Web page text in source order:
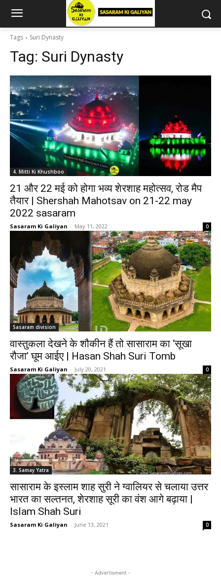
Tags Suri Dynasty
Tag: Suri Dynasty
4. Mitti Ki Khushboo
21 और 22 मई को होगा भव्य शेरशाह महोत्सव, रोड मैप
तैयार | Shershah Mahotsav on 21-22 may
2022 sasaram
Sasaram Ki Galiyan - May 11, 2022 0
Sasaram division
वास्‍तुकला देखने के शौकीन हैं तो सासाराम का ‘सूखा
रौजा’ घूम आईए | Hasan Shah Suri Tomb
Sasaram Ki Galiyan - July 20, 2021 0
3. Samay Yatra
सासाराम के इस्लाम शाह सुरी ने ग्वालियर से चलाया उत्तर
भारत का सल्तनत, शेरशाह सूरी का वंश आगे बढ़ाया |
Islam Shah Suri
Sasaram Ki Galiyan - June 13, 2021 0
- Advertisment -